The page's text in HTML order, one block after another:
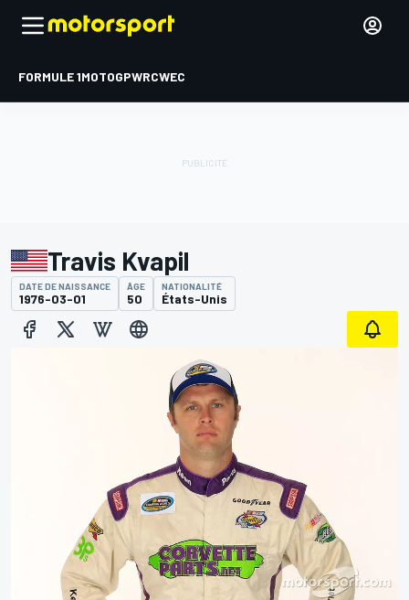
FORMULE 1MOTOGPWRCWEC
Travis Kvapil
DATE DE NAISSANCE
1976-03-01
ÂGE
50
NATIONALITÉ
États-Unis